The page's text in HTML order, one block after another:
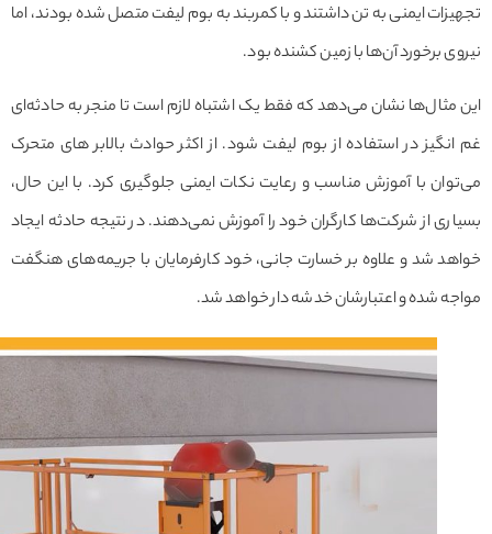
ایمنی به تن داشتند و با کمربند به بوم لیفت متصل شده بودند، اما
برخورد آن‌ها با زمین کشنده بود.
مثال‌ها نشان می‌دهد که فقط یک اشتباه لازم است تا منجر به حادثه‌ای
در استفاده از بوم لیفت شود. از اکثر حوادث بالابر های متحرک
با آموزش مناسب و رعایت نکات ایمنی جلوگیری کرد. با این حال،
از شرکت‌ها کارگران خود را آموزش نمی‌دهند. در نتیجه حادثه ایجاد
شد و علاوه بر خسارت جانی، خود کارفرمایان با جریمه‌های هنگفت
شده و اعتبارشان خدشه دار خواهد شد.